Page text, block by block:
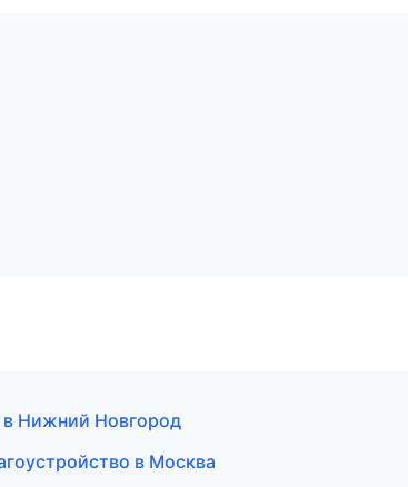
Нижний Новгород
в Москва